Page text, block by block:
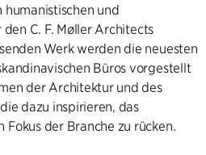
und
C. F. Møller Architects
Werk werden die neuesten
Büros vorgestellt
der Architektur und des
dazu inspirieren, das
der Branche zu rücken.